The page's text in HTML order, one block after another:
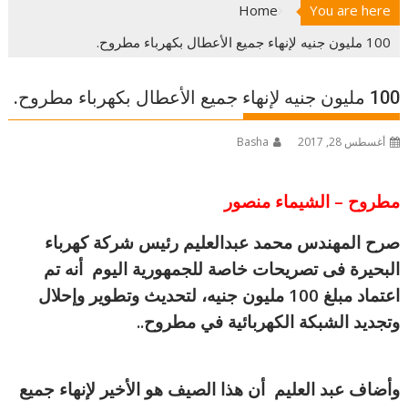
You are here
Home
100 مليون جنيه لإنهاء جميع الأعطال بكهرباء مطروح.
100 مليون جنيه لإنهاء جميع الأعطال بكهرباء مطروح.
أغسطس 28, 2017 Basha
مطروح – الشيماء منصور
صرح المهندس محمد عبدالعليم رئيس شركة كهرباء
البحيرة فى تصريحات خاصة للجمهورية اليوم أنه تم
اعتماد مبلغ 100 مليون جنيه، لتحديث وتطوير وإحلال
وتجديد الشبكة الكهربائية في مطروح..
وأضاف عبد العليم أن هذا الصيف هو الأخير لإنهاء جميع